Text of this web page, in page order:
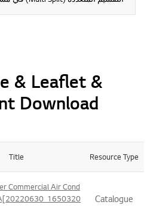
& Leaflet &
Download
Resource Type
Title
Catalogue
Commercial Air Cond